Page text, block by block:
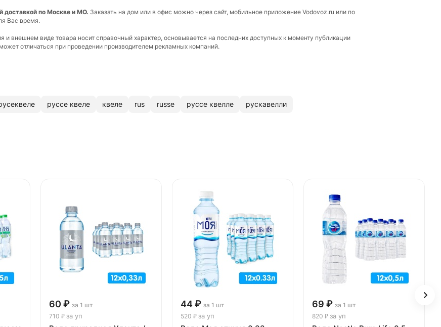
доставкой по Москве и МО. Заказать на дом или в офис можно через сайт, мобильное приложение Vodovoz.ru или по
Вас время.
и внешнем виде товара носит справочный характер, основывается на последних доступных к моменту публикации
отличаться при проведении производителем рекламных компаний.
руссе квеле квеле rus russe руссе квелле рускавелли
60 ₽ за 1 шт
710 ₽ за уп
44 ₽ за 1 шт
520 ₽ за уп
69 ₽ за 1 шт
820 ₽ за уп